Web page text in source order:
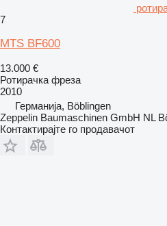
7
MTS BF600
13.000 €
Ротирачка фреза
2010
Германија, Böblingen
Zeppelin Baumaschinen GmbH NL
Контактирајте го продавачот